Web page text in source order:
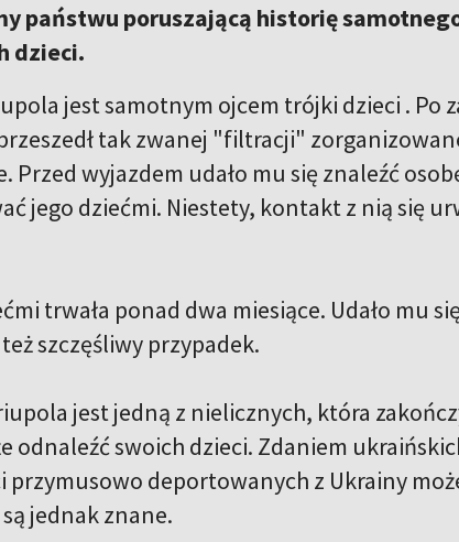
państwu poruszającą historię
dzieci.
jest samotnym ojcem trójki dzieci . Po
tak zwanej "filtracji"
wyjazdem udało mu się znaleźć
jego dziećmi. Niestety, kontakt z nią się
trwała ponad dwa miesiące. Udało mu
szczęśliwy przypadek.
jest jedną z nielicznych, która
odnaleźć swoich dzieci. Zdaniem
deportowanych z Ukrainy
jednak znane.